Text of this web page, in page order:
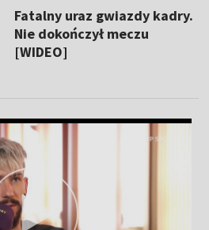
Fatalny uraz gwiazdy kadry.
Nie dokończył meczu
[WIDEO]